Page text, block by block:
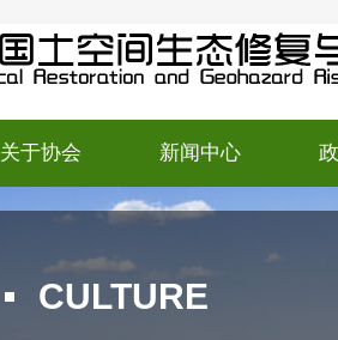
关于协会 新闻中心
CULTURE